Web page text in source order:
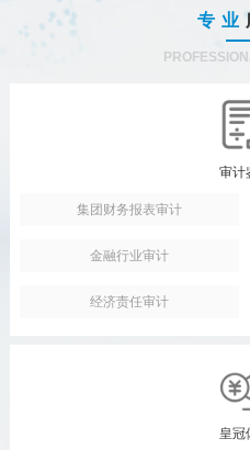
专业
审计
集团财务报表审计
金融行业审计
经济责任审计
皇冠